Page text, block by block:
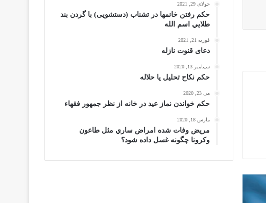
جولای 29, 2021
حکم رفتن خانمها در تشناب (دستشویی) با گردن بند
طلايي اسم الله
فوریه 21, 2021
دعای قنوت نازله
سپتامبر 13, 2020
حکم نکاح تحلیل یا حلاله
می 23, 2020
حكم خواندن نماز عيد در خانه از نظر جمهور فقهاء
مارس 18, 2020
مریض وفات شده امراض ساري مثل طاعون
وكرونا چگونه غسل داده شود؟